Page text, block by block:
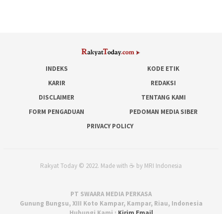
INDEKS
KODE ETIK
KARIR
REDAKSI
DISCLAIMER
TENTANG KAMI
FORM PENGADUAN
PEDOMAN MEDIA SIBER
PRIVACY POLICY
Rakyat Today © 2022. Made with ☕ by MRI Indonesia
PT SWAARA MEDIA PERKASA
Gunung Bungsu, XIII Koto Kampar, Kampar, Riau, Indonesia